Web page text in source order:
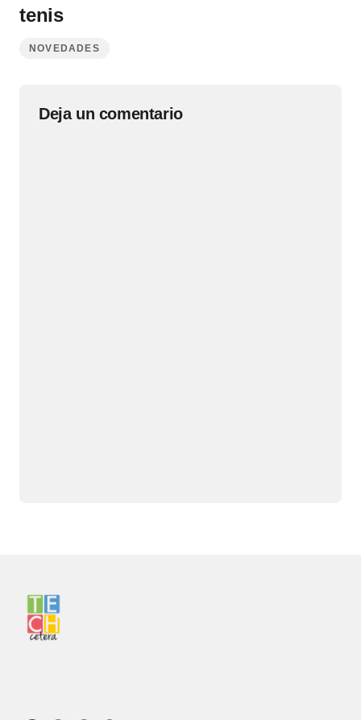
tenis
NOVEDADES
Deja un comentario